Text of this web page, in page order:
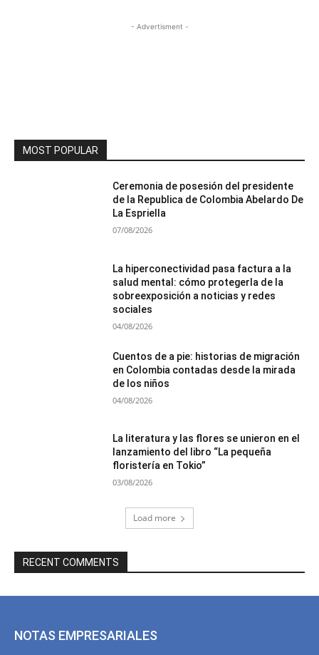
- Advertisment -
MOST POPULAR
Ceremonia de posesión del presidente
de la Republica de Colombia Abelardo De
La Espriella
07/08/2026
La hiperconectividad pasa factura a la
salud mental: cómo protegerla de la
sobreexposición a noticias y redes
sociales
04/08/2026
Cuentos de a pie: historias de migración
en Colombia contadas desde la mirada
de los niños
04/08/2026
La literatura y las flores se unieron en el
lanzamiento del libro “La pequeña
floristería en Tokio”
03/08/2026
Load more
RECENT COMMENTS
NOTAS EMPRESARIALES